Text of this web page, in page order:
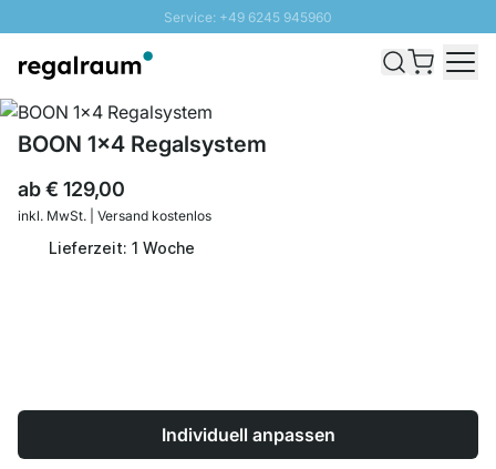
Service: +49 6245 945960
Schnelle Lieferung - Gratis Versand ab 100€
SUNNY SALE: Bis zu 20% Rabatt
BOON 1x4 Regalsystem
ab€ 129,00
inkl. MwSt. | Versand kostenlos
Lieferzeit: 1 Woche
Individuell anpassen